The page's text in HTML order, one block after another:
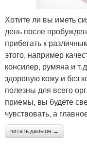
Хотите ли вы иметь
день после
прибегать к
этого, например
консилер, румяна и
здоровую кожу и без
полезны для всего
приемы, вы будете
чувствовать, а
читать дальше →